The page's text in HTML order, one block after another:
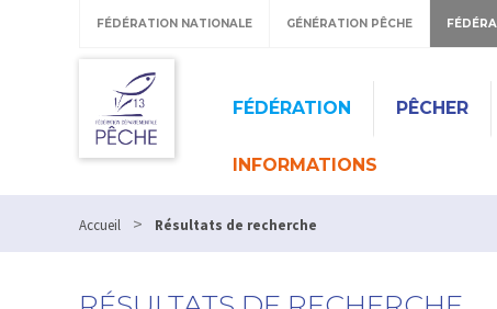
FÉDÉRATION NATIONALE GÉNÉRATION PÊCHE
FÉDÉRATION PÊCHER
INFORMATIONS
Accueil > Résultats de recherche